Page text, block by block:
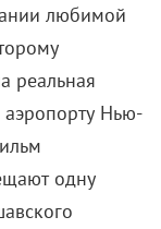
любимой
реальная
Нью-
одну